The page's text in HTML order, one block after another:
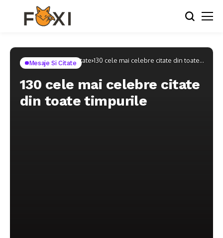
Home Mesaje si Citate 130 cele mai celebre citate din toate
Mesaje Si Citate
130 cele mai celebre citate
din toate timpurile